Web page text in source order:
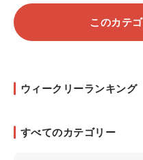
このカテ
ウィークリーランキング
すべてのカテゴリー